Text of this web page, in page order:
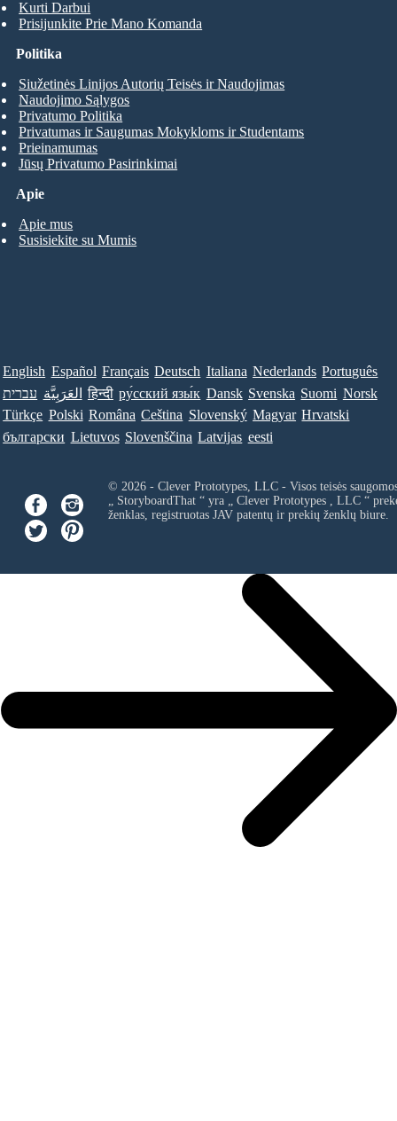
Kurti Darbui
Prisijunkite Prie Mano Komanda
Apie
Apie mus
Susisiekite su Mumis
Politika
Siužetinės Linijos Autorių Teisės ir Naudojimas
Naudojimo Sąlygos
Privatumo Politika
Privatumas ir Saugumas Mokykloms ir Studentams
Prieinamumas
Jūsų Privatumo Pasirinkimai
English Español Français Deutsch Italiana Nederlands Português
עברית العَرَبِيَّة हिन्दी ру́сский язы́к Dansk Svenska Suomi Norsk
Türkçe Polski Româna Ceština Slovenský Magyar Hrvatski
български Lietuvos Slovenščina Latvijas eesti
© 2026 - Clever Prototypes, LLC - Visos teisės
„ StoryboardThat “ yra „ Clever Prototypes , LLC“
ženklas, registruotas JAV patentų ir prekių ženklų biure.